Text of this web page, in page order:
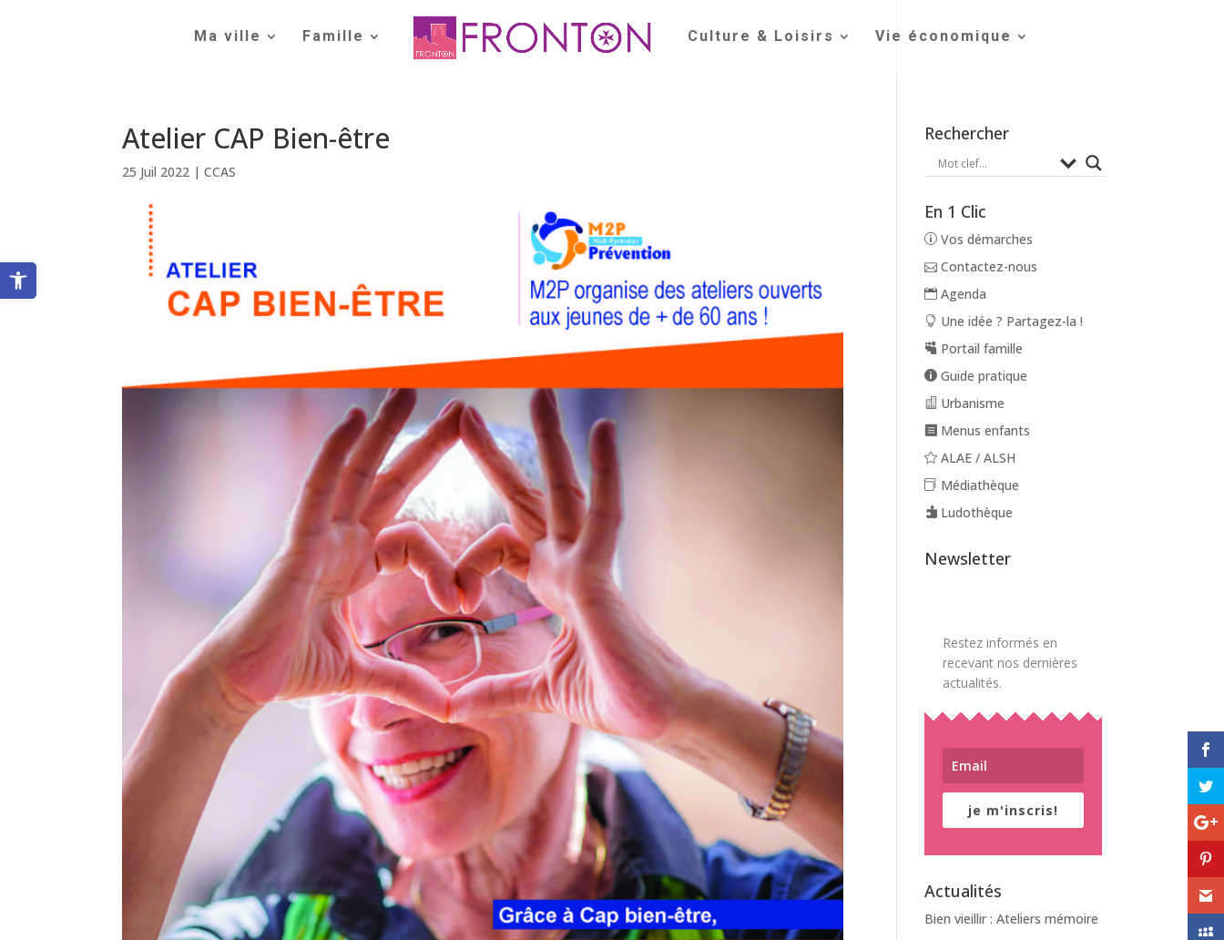
Ouvrir la barre d’outils
Ma ville Famille Culture & Loisirs Vie économique
Atelier CAP Bien-être
25 Juil 2022 |CCAS
Rechercher
En 1 Clic
Vos démarches
Contactez-nous
Agenda
Une idée ? Partagez-la !
Portail famille
Guide pratique
Urbanisme
Menus enfants
ALAE / ALSH
Médiathèque
Ludothèque
Newsletter
Restez informés en
recevant nos dernières
actualités.
je m'inscris!
Actualités
Bien vieillir : Ateliers mémoire